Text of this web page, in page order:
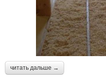
читать дальше →